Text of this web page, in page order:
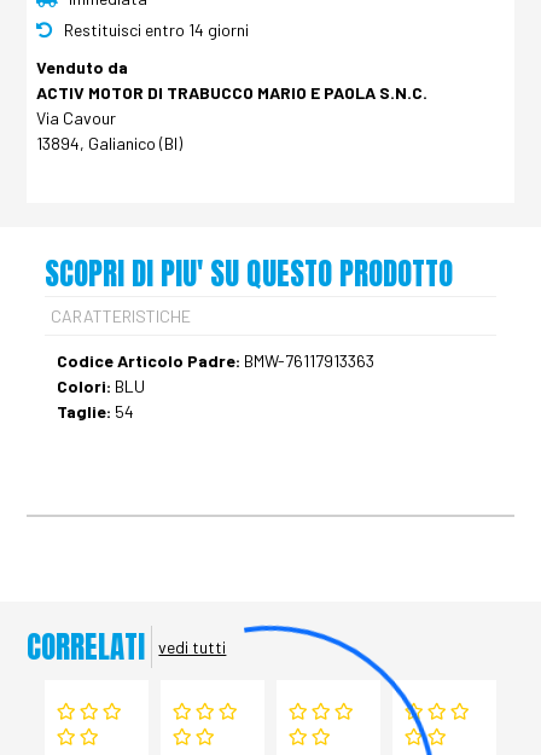
Restituisci entro 14 giorni
Venduto da
ACTIV MOTOR DI TRABUCCO MARIO E PAOLA S.N.C.
Via Cavour
13894, Galianico (BI)
SCOPRI DI PIU' SU QUESTO PRODOTTO
CARATTERISTICHE
Codice Articolo Padre: BMW-76117913363
Colori: BLU
Taglie: 54
CORRELATI vedi tutti